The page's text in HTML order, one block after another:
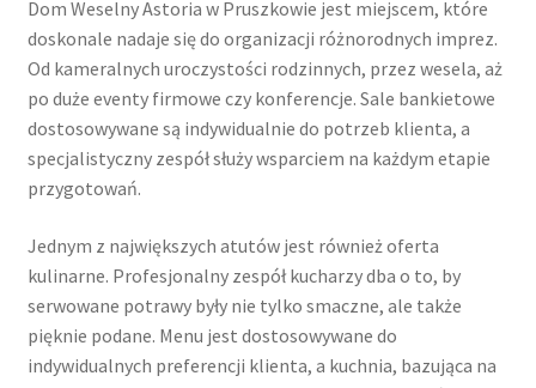
Dom Weselny Astoria w Pruszkowie jest miejscem, które
doskonale nadaje się do organizacji różnorodnych imprez.
Od kameralnych uroczystości rodzinnych, przez wesela, aż
po duże eventy firmowe czy konferencje. Sale bankietowe
dostosowywane są indywidualnie do potrzeb klienta, a
specjalistyczny zespół służy wsparciem na każdym etapie
przygotowań.
Jednym z największych atutów jest również oferta
kulinarne. Profesjonalny zespół kucharzy dba o to, by
serwowane potrawy były nie tylko smaczne, ale także
pięknie podane. Menu jest dostosowywane do
indywidualnych preferencji klienta, a kuchnia, bazująca na